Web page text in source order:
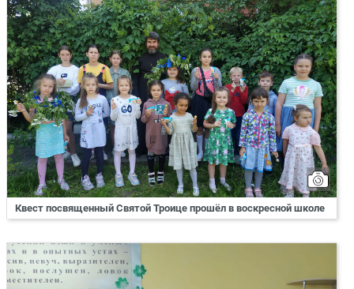
Квест посвященный Святой Троице прошёл в воскресной школе